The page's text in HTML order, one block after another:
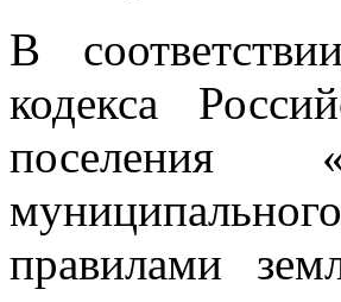
В
кодекса
поселения
правилами